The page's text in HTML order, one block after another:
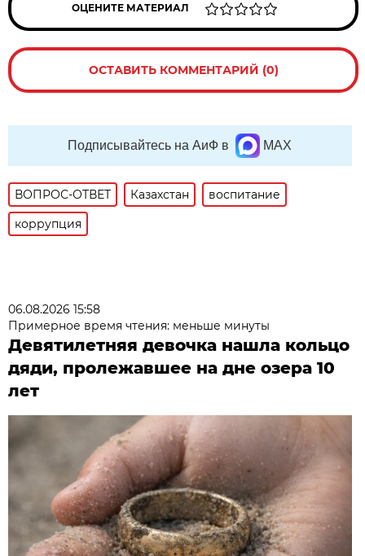
ОЦЕНИТЕ МАТЕРИАЛ
ОСТАВИТЬ КОММЕНТАРИЙ (0)
Подписывайтесь на АиФ в MAX
ВОПРОС-ОТВЕТ Казахстан
воспитание
коррупция
06.08.2026 15:58
Примерное время чтения: меньше минуты
Девятилетняя девочка нашла кольцо
дяди, пролежавшее на дне озера 10
лет